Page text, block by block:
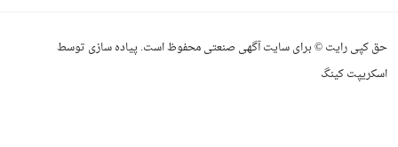
حق کپی رایت © برای سایت آگهی صنعتی محفوظ است. پیاده سازی توسط
اسکریپت کینگ